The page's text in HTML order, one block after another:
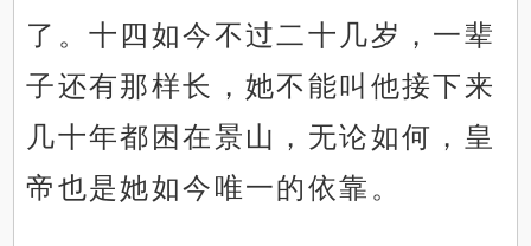
了。十四如今不过二十几岁，一辈
子还有那样长，她不能叫他接下来
几十年都困在景山，无论如何，皇
帝也是她如今唯一的依靠。